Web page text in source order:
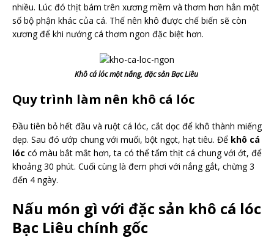
nhiều. Lúc đó thịt bám trên xương mềm và thơm hơn hẳn một
số bộ phận khác của cá. Thế nên khô được chế biến sẽ còn
xương để khi nướng cá thơm ngon đặc biệt hơn.
Khô cá lóc một nắng, đặc sản Bạc Liêu
Quy trình làm nên khô cá lóc
Đầu tiên bỏ hết đầu và ruột cá lóc, cắt dọc để khô thành miếng
dẹp. Sau đó ướp chung với muối, bột ngọt, hạt tiêu. Để khô cá
lóc có màu bắt mắt hơn, ta có thể tẩm thịt cá chung với ớt, để
khoảng 30 phút. Cuối cùng là đem phơi với nắng gắt, chừng 3
đến 4 ngày.
Nấu món gì với đặc sản khô cá lóc
Bạc Liêu chính gốc